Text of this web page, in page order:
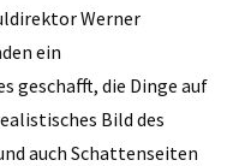
Werner
ein
geschafft, die Dinge auf
Bild des
auch Schattenseiten